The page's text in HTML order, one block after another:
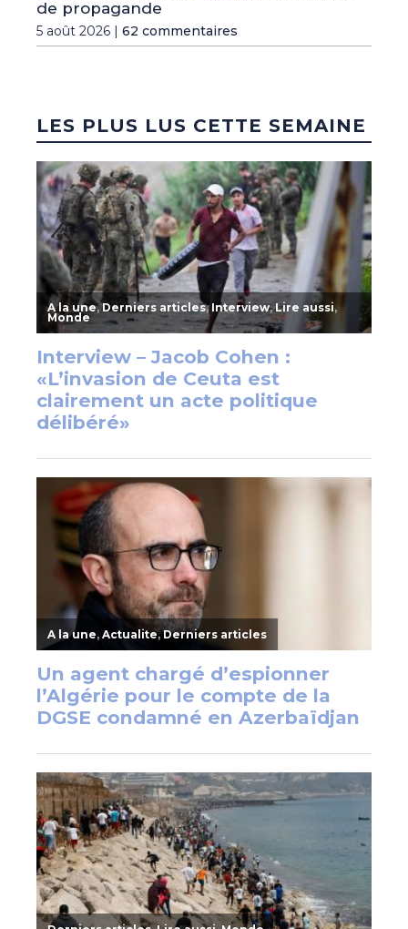
de propagande
5 août 2026 | 62 commentaires
LES PLUS LUS CETTE SEMAINE